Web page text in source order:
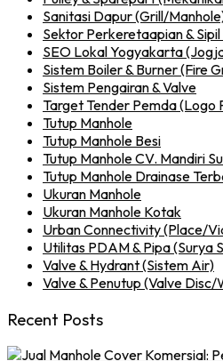
Sanitasi Dapur (Grill/
Sektor Perkeretaapian &
SEO Lokal Yogyakarta
Sistem Boiler & Burner (Fire
Sistem Pengairan & Valve
Target Tender Pemda (Logo
Tutup Manhole
Tutup Manhole Besi
Tutup Manhole CV. Mandiri
Tutup Manhole Drainase
Ukuran Manhole
Ukuran Manhole Kotak
Urban Connectivity (Place/
Utilitas PDAM & Pipa (Surya
Valve & Hydrant (Sistem Air)
Valve & Penutup (Valve Disc/
Recent Posts